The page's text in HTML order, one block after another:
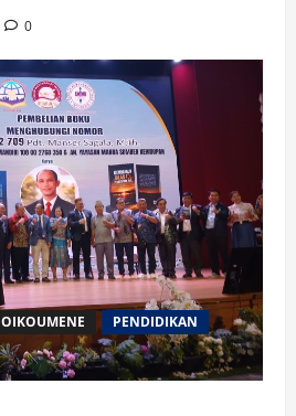
0
OIKOUMENE
PENDIDIKAN